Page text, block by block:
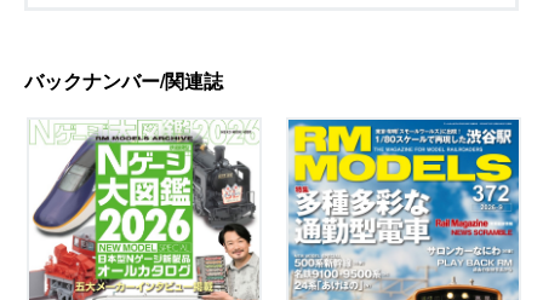
バックナンバー/関連誌